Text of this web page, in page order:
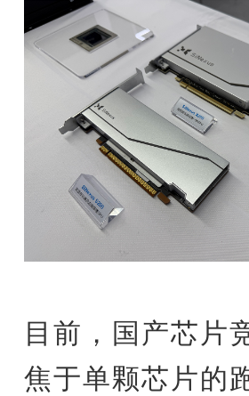
目前，国产芯片
焦于单颗芯片的